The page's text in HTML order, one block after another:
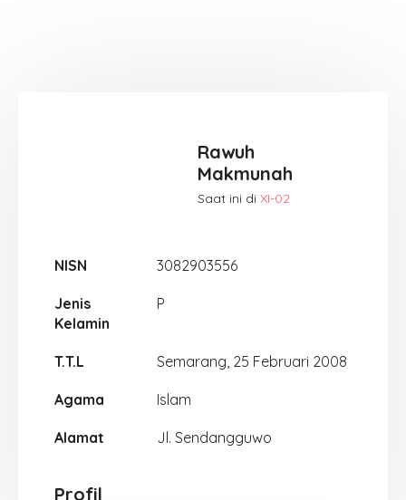
Rawuh
Makmunah
Saat ini di XI-02
NISN 3082903556
Jenis
Kelamin
P
T.T.L Semarang, 25 Februari 2008
Agama Islam
Alamat Jl. Sendangguwo
Profil